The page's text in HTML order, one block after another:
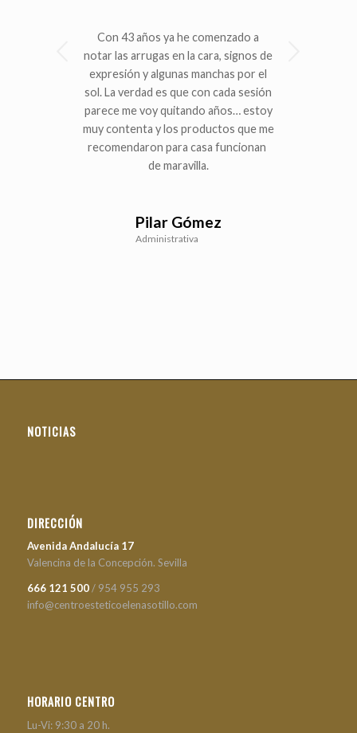
Con 43 años ya he comenzado a
notar las arrugas en la cara, signos de
expresión y algunas manchas por el
sol. La verdad es que con cada sesión
parece me voy quitando años… estoy
muy contenta y los productos que me
recomendaron para casa funcionan
de maravilla.
Pilar Gómez
Administrativa
Posterior
NOTICIAS
DIRECCIÓN
Avenida Andalucía 17
Valencina de la Concepción. Sevilla
666 121 500/ 954 955 293
info@centroesteticoelenasotillo.com
HORARIO CENTRO
Lu-Vi: 9:30 a 20 h.